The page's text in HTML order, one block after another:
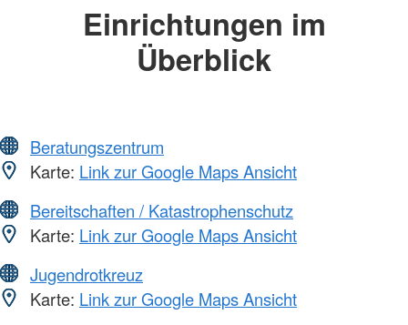
Einrichtungen im
Überblick
Beratungszentrum
Karte: Link zur Google Maps Ansicht
Bereitschaften / Katastrophenschutz
Karte: Link zur Google Maps Ansicht
Jugendrotkreuz
Karte: Link zur Google Maps Ansicht